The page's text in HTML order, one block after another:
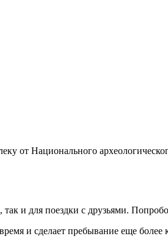
от Национального
так и для поездки с друзьями.
и сделает пребывание еще